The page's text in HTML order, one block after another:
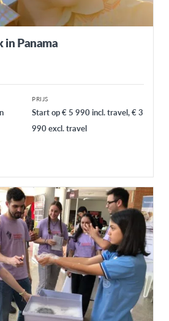
Panama
PRIJS
Start op € 5 990 incl. travel, € 3
990 excl. travel